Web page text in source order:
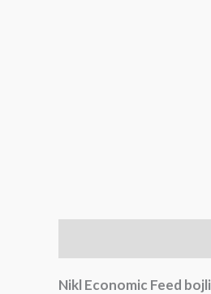
Nikl Economic Feed